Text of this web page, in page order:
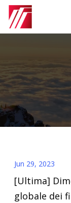
Jun 29, 2023
[Ultima]
globale dei